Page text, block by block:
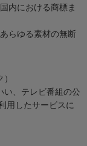
内における商標ま
らゆる素材の無断
い、テレビ番組の公
用したサービスに